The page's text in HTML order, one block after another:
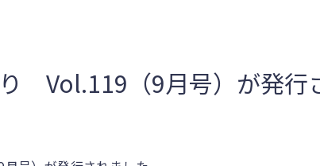
Vol.119（9月号）が発行